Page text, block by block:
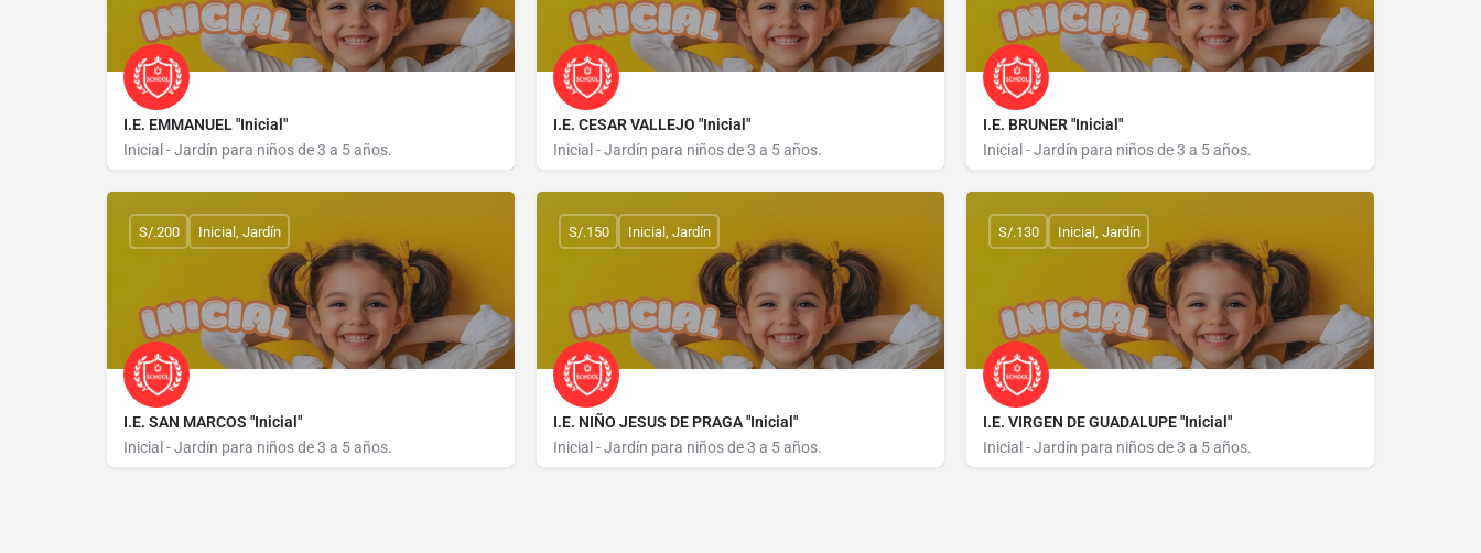
I.E. EMMANUEL "Inicial"
Inicial - Jardín para niños de 3 a 5 años.
I.E. CESAR VALLEJO "Inicial"
Inicial - Jardín para niños de 3 a 5 años.
I.E. BRUNER "Inicial"
Inicial - Jardín para niños de 3 a 5 años.
I.E. SAN MARCOS "Inicial"
Inicial - Jardín para niños de 3 a 5 años.
S/.200 Inicial, Jardín
I.E. NIÑO JESUS DE PRAGA "Inicial"
Inicial - Jardín para niños de 3 a 5 años.
S/.150 Inicial, Jardín
I.E. VIRGEN DE GUADALUPE "Inicial"
Inicial - Jardín para niños de 3 a 5 años.
S/.130 Inicial, Jardín